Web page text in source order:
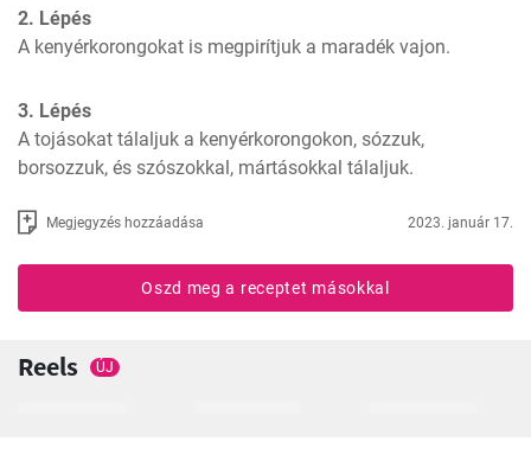
2. Lépés
A kenyérkorongokat is megpirítjuk a maradék vajon.
3. Lépés
A tojásokat tálaljuk a kenyérkorongokon, sózzuk,
borsozzuk, és szószokkal, mártásokkal tálaljuk.
Megjegyzés hozzáadása 2023. január 17.
Oszd meg a receptet másokkal
Reels ÚJ